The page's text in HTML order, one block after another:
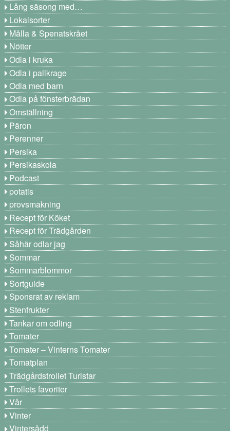
Lång säsong med…
Lokalsorter
Målla & Spenatskrået
Nötter
Odla i kruka
Odla i pallkrage
Odla med barn
Odla på fönsterbrädan
Omställning
Päron
Perenner
Persika
Persikaskola
Podcast
potatis
provsmakning
Recept för Köket
Recept för Trädgården
Såhär odlar jag
Sommar
Sommarblommor
Sortguide
Sponsrat av reklam
Stenfrukter
Tankar om odling
Tomater
Tomater – Vinterns Tomater
Tomatplan
Trädgårdstrollet Turistar
Trollets favoriter
Vår
Vinter
Vintersådd